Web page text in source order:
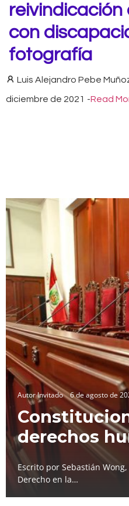
reivindicación
con
fotografía
Luis Alejandro Pebe
diciembre de 2021 -Read
Autor Invitado 6 de agosto de
derechos
Escrito por Sebastián
Derecho en la…